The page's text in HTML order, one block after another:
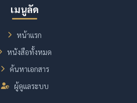
เมนูลัด
หน้าแรก
หนังสือทั้งหมด
ค้นหาเอกสาร
ผู้ดูแลระบบ